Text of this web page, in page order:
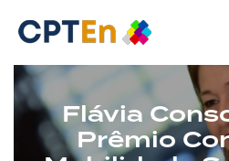
Flávia
Prêmio